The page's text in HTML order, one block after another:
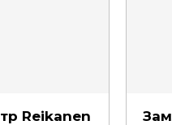
Reikanen